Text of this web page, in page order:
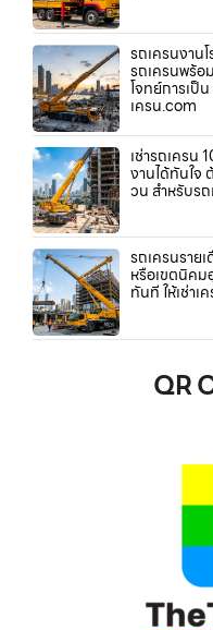
รถเครนงาน
รถเครนพร้
โจทย์การเป็
เครน.com
เช่ารถเครน
งานได้ทันใจ
วน สำหรับรถ
รถเครนราย
หรือเขตนิคม
ทันที ให้เช่าเ
QR